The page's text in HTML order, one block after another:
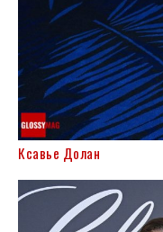
Ксавье Долан